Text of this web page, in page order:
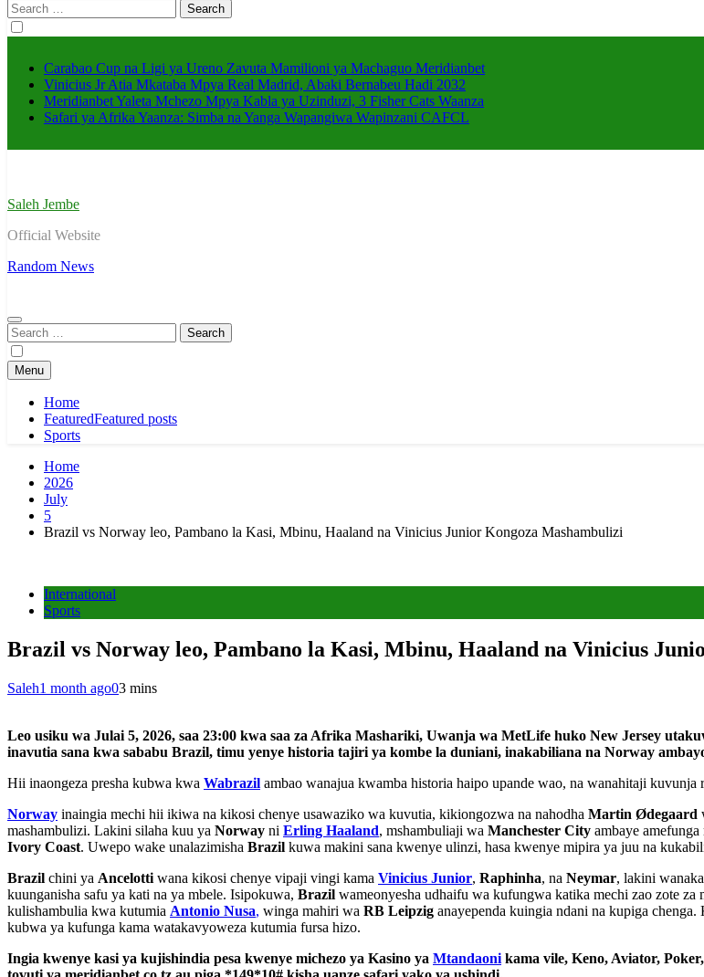
Search
for:
Carabao Cup na Ligi ya Ureno Zavuta Mamilioni ya Machaguo Meridianbet
Vinicius Jr Atia Mkataba Mpya Real Madrid, Abaki Bernabeu Hadi 2032
Meridianbet Yaleta Mchezo Mpya Kabla ya Uzinduzi, 3 Fisher Cats Waanza
Safari ya Afrika Yaanza: Simba na Yanga Wapangiwa Wapinzani CAFCL
Saleh Jembe
Official Website
Random News
Search
for:
Menu
Home
FeaturedFeatured posts
Sports
Home
2026
July
5
Brazil vs Norway leo, Pambano la Kasi, Mbinu, Haaland na Vinicius Junior Kongoza Mashambulizi
International
Sports
Brazil vs Norway leo, Pambano la Kasi, Mbinu, Haaland na Vinicius
Saleh1 month ago03 mins
Leo usiku wa Julai 5, 2026, saa 23:00 kwa saa za Afrika Mashariki, Uwanja wa MetLife huko New Jersey
inavutia sana kwa sababu Brazil, timu yenye historia tajiri ya kombe la duniani, inakabiliana na Norway
Hii inaongeza presha kubwa kwa Wabrazil ambao wanajua kwamba historia haipo upande wao, na wanahitaji
Norway inaingia mechi hii ikiwa na kikosi chenye usawaziko wa kuvutia, kikiongozwa na nahodha Martin Ødegaard
mashambulizi. Lakini silaha kuu ya Norway ni Erling Haaland, mshambuliaji wa Manchester City ambaye
Ivory Coast. Uwepo wake unalazimisha Brazil kuwa makini sana kwenye ulinzi, hasa kwenye mipira ya juu na
Brazil chini ya Ancelotti wana kikosi chenye vipaji vingi kama Vinicius Junior, Raphinha, na Neymar, lakini
kuunganisha safu ya kati na ya mbele. Isipokuwa, Brazil wameonyesha udhaifu wa kufungwa katika mechi zao zote
kulishambulia kwa kutumia Antonio Nusa, winga mahiri wa RB Leipzig anayependa kuingia ndani na kupiga
kubwa ya kufunga kama watakavyoweza kutumia fursa hizo.
Ingia kwenye kasi ya kujishindia pesa kwenye michezo ya Kasino ya Mtandaoni kama vile, Keno, Aviator,